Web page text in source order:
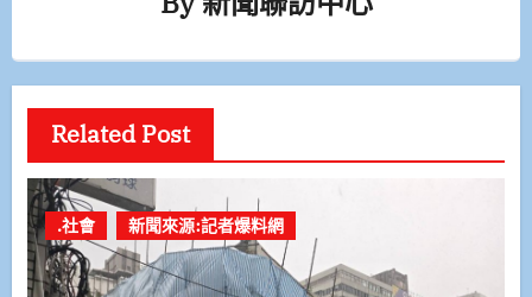
Related Post
.社會 新聞來源:記者爆料網